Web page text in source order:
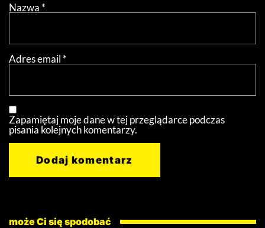
Nazwa *
Adres email *
Zapamiętaj moje dane w tej przeglądarce podczas
pisania kolejnych komentarzy.
może Ci się spodobać